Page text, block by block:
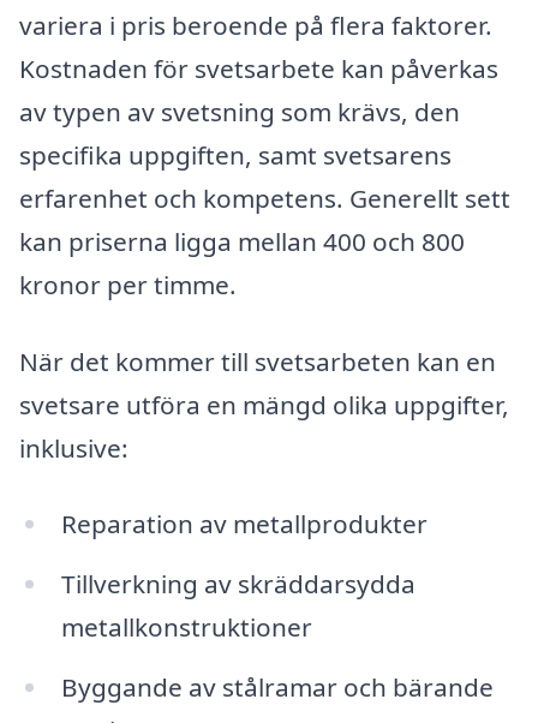
variera i pris beroende på flera faktorer.
Kostnaden för svetsarbete kan påverkas
av typen av svetsning som krävs, den
specifika uppgiften, samt svetsarens
erfarenhet och kompetens. Generellt sett
kan priserna ligga mellan 400 och 800
kronor per timme.
När det kommer till svetsarbeten kan en
svetsare utföra en mängd olika uppgifter,
inklusive:
Reparation av metallprodukter
Tillverkning av skräddarsydda
metallkonstruktioner
Byggande av stålramar och bärande